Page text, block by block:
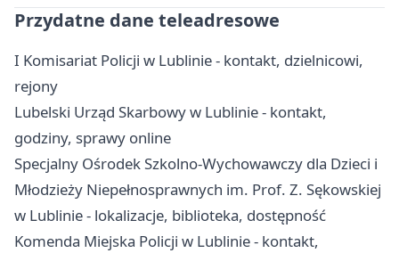
Przydatne dane teleadresowe
I Komisariat Policji w Lublinie - kontakt, dzielnicowi,
rejony
Lubelski Urząd Skarbowy w Lublinie - kontakt,
godziny, sprawy online
Specjalny Ośrodek Szkolno-Wychowawczy dla Dzieci i
Młodzieży Niepełnosprawnych im. Prof. Z. Sękowskiej
w Lublinie - lokalizacje, biblioteka, dostępność
Komenda Miejska Policji w Lublinie - kontakt,